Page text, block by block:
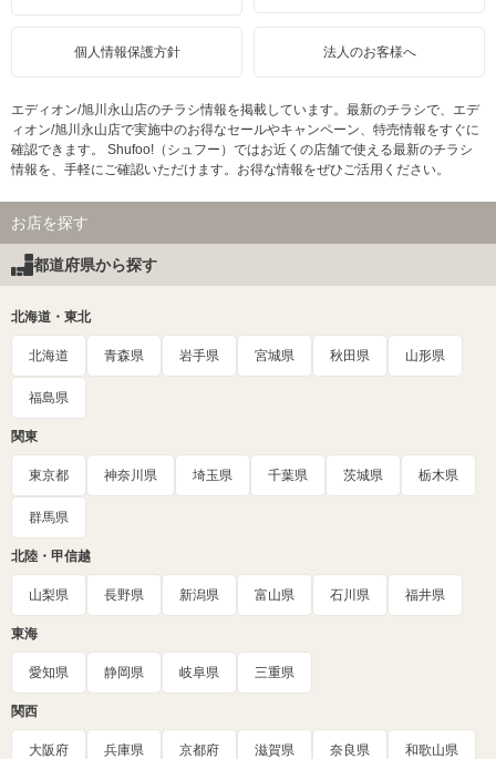
個人情報保護方針 法人のお客様へ
エディオン/旭川永山店のチラシ情報を掲載しています。最新のチラシで、エデ
ィオン/旭川永山店で実施中のお得なセールやキャンペーン、特売情報をすぐに
確認できます。 Shufoo!（シュフー）ではお近くの店舗で使える最新のチラシ
情報を、手軽にご確認いただけます。お得な情報をぜひご活用ください。
お店を探す
都道府県から探す
北海道・東北
北海道 青森県 岩手県 宮城県 秋田県 山形県
福島県
関東
東京都 神奈川県 埼玉県 千葉県 茨城県 栃木県
群馬県
北陸・甲信越
山梨県 長野県 新潟県 富山県 石川県 福井県
東海
愛知県 静岡県 岐阜県 三重県
関西
大阪府 兵庫県 京都府 滋賀県 奈良県 和歌山県